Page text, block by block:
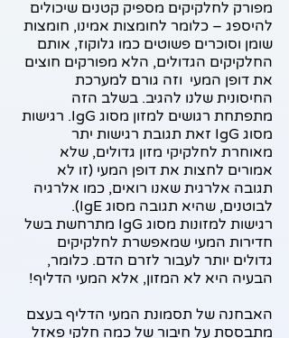
מפורק לחלקיקים מספיק קטנים שיכולים
להיספג – כלומר לחומצות אמינו, חומצות
שומן וסוכרים פשוטים כמו גלוקוז, אותם
החלקיקים הגדולים, הלא מפורקים חוצים
את דופן המעי  וזה גורם למערכת
החיסונית שלנו להגיב. בשלב הזה
מתפתחת רגושים למזון מסוג IgG. רגישות
מסוג IgG זאת תגובת רגישות יתר
מאוחרת לחלקיקי מזון גדולים, שלא
אמורים לחצות את דופן המעי (זו לא
תגובה אלרגית שאנו רואים, כמו אלרגיה
לבוטנים, שהיא תגובה מסוג IgE).
רגישות למזונות מסוג IgG מתרחשת בשל
חדירות המעי שמאפשרת לחלקיקים
גדולים יותר לעבור לזרם הדם. כלומר,
הבעיה היא לא המזון, אלא המעי הדליף!
האבחנה של תסמונת המעי הדליף בעצם
מתבססת על חיבור של כמה חלקי פאזל